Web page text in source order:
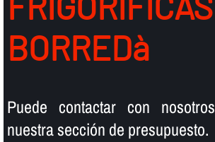
BORREDà
Puede contactar con
nuestra sección de presupuesto.